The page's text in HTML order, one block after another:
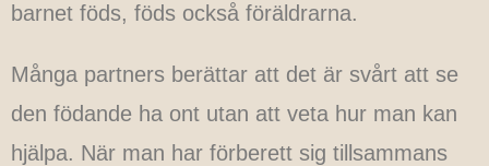
barnet föds, föds också föräldrarna.
Många partners berättar att det är svårt att se
den födande ha ont utan att veta hur man kan
hjälpa. När man har förberett sig tillsammans